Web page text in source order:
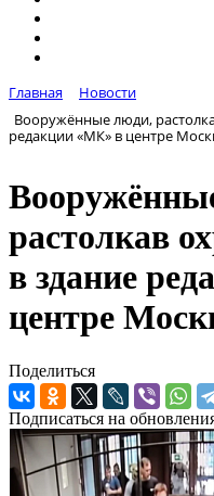
Главная
Новости
Вооружённые люди,
редакции «МК» в центре
растолкав
в здание
центре
Поделиться
Подписаться на